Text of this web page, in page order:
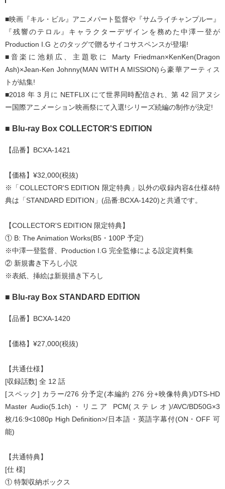
■映画『キル・ビル』アニメパート監督や『サムライチャンプルー』
『残響のテロル』キャラクターデザインを務めた中澤一登が
Production I.G とのタッグで贈るサイコサスペンスが登場!
■音楽に池頼広、主題歌に Marty Friedman×KenKen(Dragon
Ash)×Jean-Ken Johnny(MAN WITH A MISSION)ら豪華アーティス
トが結集!
■2018 年 3 月に NETFLIX にて世界同時配信され、第 42 回アヌシ
ー国際アニメーション映画祭にて入選!シリーズ続編の制作が決定!
■ Blu‐ray Box COLLECTOR'S EDITION
【品番】BCXA-1421
【価格】¥32,000(税抜)
※「COLLECTOR'S EDITION 限定特典」以外の収録内容&仕様&特
典は「STANDARD EDITION」(品番:BCXA-1420)と共通です。
【COLLECTOR'S EDITION 限定特典】
① B: The Animation Works(B5・100P 予定)
※中澤一登監督、Production I.G 完全監修による設定資料集
② 新規書き下ろし小説
※表紙、挿絵は新規描き下ろし
■ Blu‐ray Box STANDARD EDITION
【品番】BCXA-1420
【価格】¥27,000(税抜)
【共通仕様】
[収録話数] 全 12 話
[スペック] カラー/276 分予定(本編約 276 分+映像特典)/DTS-HD
Master Audio(5.1ch)・リニア PCM(ステレオ)/AVC/BD50G×3
枚/16:9<1080p High Definition>/日本語・英語字幕付(ON・OFF 可
能)
【共通特典】
[仕 様]
① 特製収納ボックス